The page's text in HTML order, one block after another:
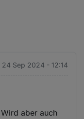
24 Sep 2024 - 12:14
aber auch